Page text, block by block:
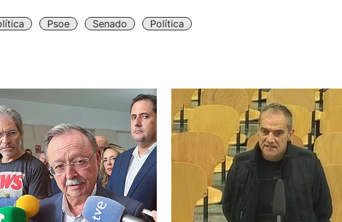
Psoe Senado Política